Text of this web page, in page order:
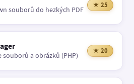
souborů do hezkých PDF
★ 25
souborů a obrázků (PHP)
★ 20